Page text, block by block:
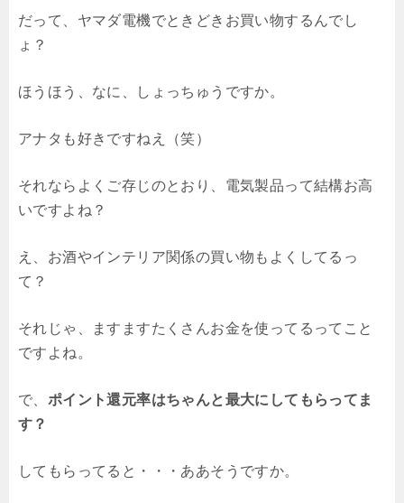
だって、ヤマダ電機でときどきお買い物するんでし
ょ？
ほうほう、なに、しょっちゅうですか。
アナタも好きですねえ（笑）
それならよくご存じのとおり、電気製品って結構お高
いですよね？
え、お酒やインテリア関係の買い物もよくしてるっ
て？
それじゃ、ますますたくさんお金を使ってるってこと
ですよね。
で、 ポイント還元率はちゃんと最大にしてもらってま
す？
してもらってると・・・ああそうですか。